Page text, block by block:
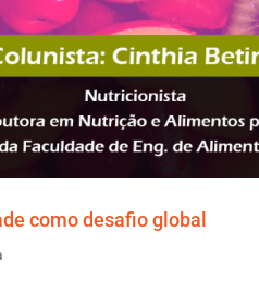
como desafio global